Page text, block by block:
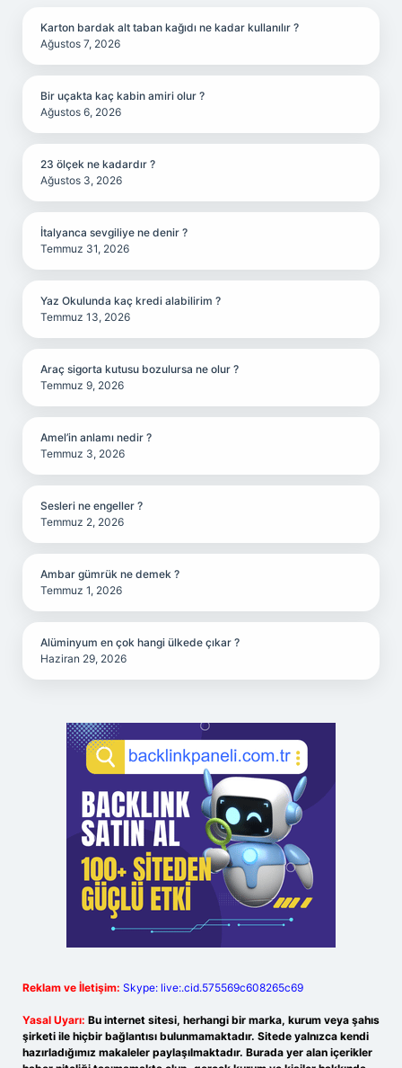
Karton bardak alt taban kağıdı ne kadar kullanılır ?
Ağustos 7, 2026
Bir uçakta kaç kabin amiri olur ?
Ağustos 6, 2026
23 ölçek ne kadardır ?
Ağustos 3, 2026
İtalyanca sevgiliye ne denir ?
Temmuz 31, 2026
Yaz Okulunda kaç kredi alabilirim ?
Temmuz 13, 2026
Araç sigorta kutusu bozulursa ne olur ?
Temmuz 9, 2026
Amel’in anlamı nedir ?
Temmuz 3, 2026
Sesleri ne engeller ?
Temmuz 2, 2026
Ambar gümrük ne demek ?
Temmuz 1, 2026
Alüminyum en çok hangi ülkede çıkar ?
Haziran 29, 2026
Reklam ve İletişim: Skype: live:.cid.575569c608265c69
Yasal Uyarı: Bu internet sitesi, herhangi bir marka, kurum veya şahıs
şirketi ile hiçbir bağlantısı bulunmamaktadır. Sitede yalnızca kendi
hazırladığımız makaleler paylaşılmaktadır. Burada yer alan içerikler